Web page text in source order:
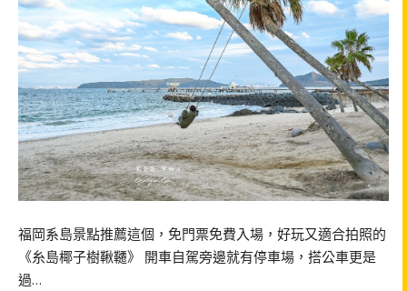
福岡系島景點推薦這個，免門票免費入場，好玩又適合拍照的
《糸島椰子樹鞦韆》 開車自駕旁邊就有停車場，搭公車更是
過…